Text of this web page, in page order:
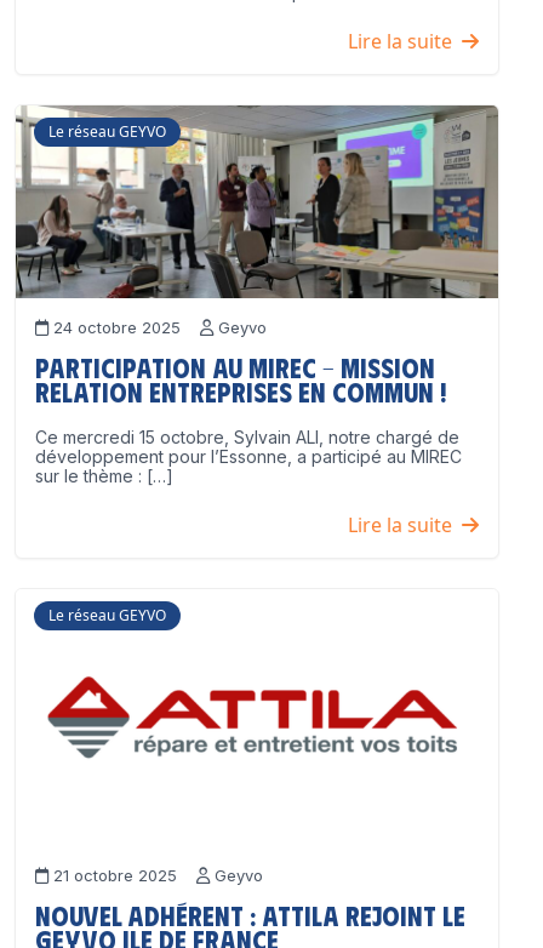
Lire la suite
Le réseau GEYVO
24 octobre 2025 Geyvo
Participation au MIREC – Mission
Relation Entreprises en Commun !
Ce mercredi 15 octobre, Sylvain ALI, notre chargé de
développement pour l’Essonne, a participé au MIREC
sur le thème : […]
Lire la suite
Le réseau GEYVO
21 octobre 2025 Geyvo
Nouvel adhérent : ATTILA rejoint le
GEYVO Ile de France